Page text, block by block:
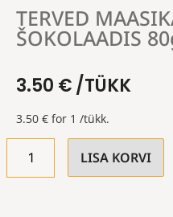
TERVED
ŠOKOLAADIS
3.50 €/TÜKK
3.50 € for 1 /tükk.
LISA KORVI